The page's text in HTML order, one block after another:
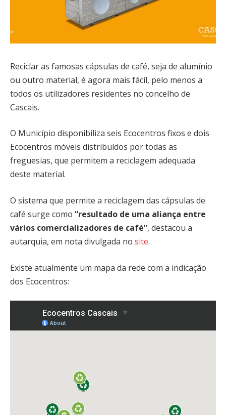
Reciclar as famosas cápsulas de café, seja de alumínio
ou outro material, é agora mais fácil, pelo menos a
todos os utilizadores residentes no concelho de
Cascais.
O Município disponibiliza seis Ecocentros fixos e dois
Ecocentros móveis distribuídos por todas as
freguesias, que permitem a reciclagem adequada
deste material.
O sistema que permite a reciclagem das cápsulas de
café surge como “resultado de uma aliança entre
vários comercializadores de café”, destacou a
autarquia, em nota divulgada no site.
Existe atualmente um mapa da rede com a indicação
dos Ecocentros: